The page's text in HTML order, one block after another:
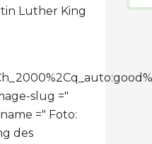
Luther King
slug ="
=" Foto:
des